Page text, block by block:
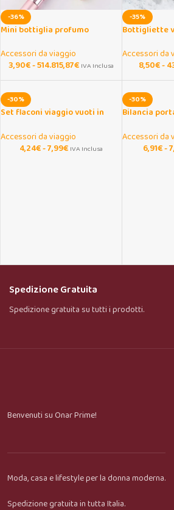
-36%
Mini bottiglia profumo
ricaricabile
Accessori da viaggio
3,90€-514.815,87€ IVA Inclusa
-35%
Bottigliette
Accessori da
8,50€-
-30%
Set flaconi viaggio vuoti in
Accessori da viaggio
4,24€-7,99€ IVA Inclusa
-30%
Bilancia
Accessori da
6,91€-
Spedizione Gratuita
Spedizione gratuita su tutti i prodotti.
Benvenuti su Onar Prime!
Moda, casa e lifestyle per la donna moderna.
Spedizione gratuita in tutta Italia.